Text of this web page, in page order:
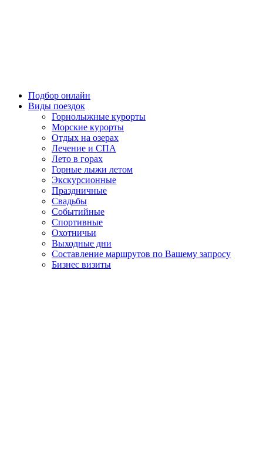
Подбор онлайн
Виды поездок
Горнолыжные курорты
Морские курорты
Отдых на озерах
Лечение и СПА
Лето в горах
Горные лыжи летом
Экскурсионные
Праздничные
Свадьбы
Событийные
Спортивные
Охотничьи
Выходные дни
Составление маршрутов по Вашему запросу
Бизнес визиты